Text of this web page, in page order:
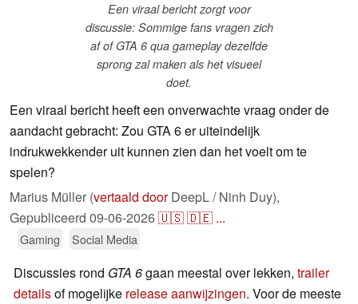
Een viraal bericht zorgt voor
discussie: Sommige fans vragen zich
af of GTA 6 qua gameplay dezelfde
sprong zal maken als het visueel
doet.
Een viraal bericht heeft een onverwachte vraag onder de
aandacht gebracht: Zou GTA 6 er uiteindelijk
indrukwekkender uit kunnen zien dan het voelt om te
spelen?
Marius Müller (vertaald doorDeepL / Ninh Duy),
Gepubliceerd 09-06-2026🇺🇸🇩🇪 ...
Gaming Social Media
Discussies rond GTA 6gaan meestal over lekken, trailer
detailsof mogelijke release aanwijzingen. Voor de meeste